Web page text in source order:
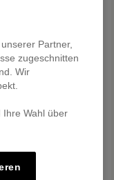
Partner,
zugeschnitten
Wir
Ihre Wahl über